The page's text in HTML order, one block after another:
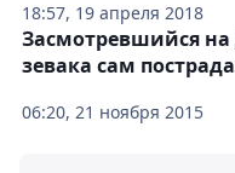
18:57, 19 апреля 2018
06:20, 21 ноября 2015
Засмотревшийся
зевака сам